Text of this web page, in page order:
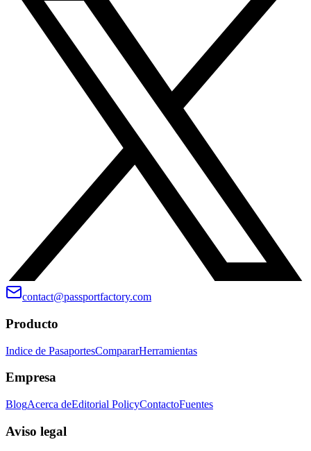
contact@passportfactory.com
Producto
Indice de PasaportesCompararHerramientas
Empresa
BlogAcerca deEditorial PolicyContactoFuentes
Aviso legal